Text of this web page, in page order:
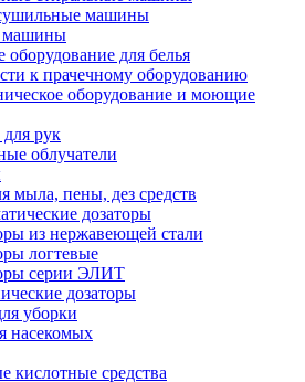
машины
машины
оборудование для белья
к прачечному оборудованию
оборудование и моющие
рук
облучатели
мыла, пены, дез средств
дозаторы
из нержавеющей стали
логтевые
серии ЭЛИТ
дозаторы
уборки
насекомых
кислотные средства